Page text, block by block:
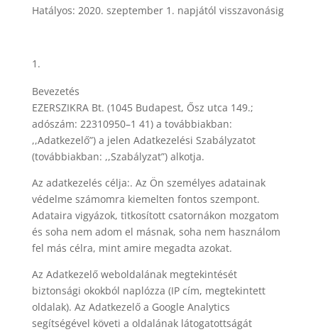
Hatályos: 2020. szeptember 1. napjától visszavonásig
Bevezetés
EZERSZIKRA Bt. (1045 Budapest, Ősz utca 149.;
adószám: 22310950–1 41) a továbbiakban:
,,Adatkezelő”) a jelen Adatkezelési Szabályzatot
(továbbiakban: ,,Szabályzat”) alkotja.
Az adatkezelés célja:. Az Ön személyes adatainak
védelme számomra kiemelten fontos szempont.
Adataira vigyázok, titkosított csatornákon mozgatom
és soha nem adom el másnak, soha nem használom
fel más célra, mint amire megadta azokat.
Az Adatkezelő weboldalának megtekintését
biztonsági okokból naplózza (IP cím, megtekintett
oldalak). Az Adatkezelő a Google Analytics
segítségével követi a oldalának látogatottságát